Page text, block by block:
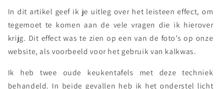
In dit artikel geef ik je uitleg over het leisteen effect, om
tegemoet te komen aan de vele vragen die ik hierover
krijg. Dit effect was te zien op een van de foto’s op onze
website, als voorbeeld voor het gebruik van kalkwas.
Ik heb twee oude keukentafels met deze techniek
behandeld. In beide gevallen heb ik het onderstel licht